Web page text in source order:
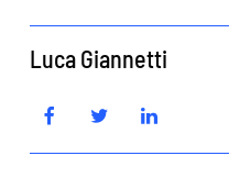
Luca Giannetti